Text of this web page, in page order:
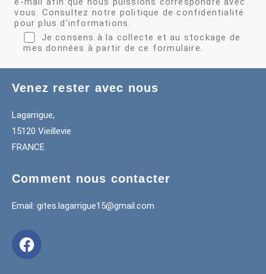
vous. Consultez notre politique de confidentialité
pour plus d'informations.
Je consens à la collecte et au stockage de
mes données à partir de ce formulaire.
Venez rester avec nous
Lagarrigue,
15120 Vieillevie
FRANCE
Comment nous contacter
Email: gites.lagarrigue15@gmail.com
F
a